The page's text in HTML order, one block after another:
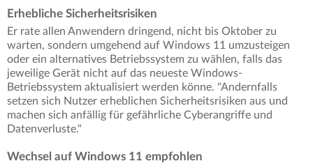
Erhebliche Sicherheitsrisiken
Er rate allen Anwendern dringend, nicht bis Oktober zu
warten, sondern umgehend auf Windows 11 umzusteigen
oder ein alternatives Betriebssystem zu wählen, falls das
jeweilige Gerät nicht auf das neueste Windows-
Betriebssystem aktualisiert werden könne. "Andernfalls
setzen sich Nutzer erheblichen Sicherheitsrisiken aus und
machen sich anfällig für gefährliche Cyberangriffe und
Datenverluste."
Wechsel auf Windows 11 empfohlen